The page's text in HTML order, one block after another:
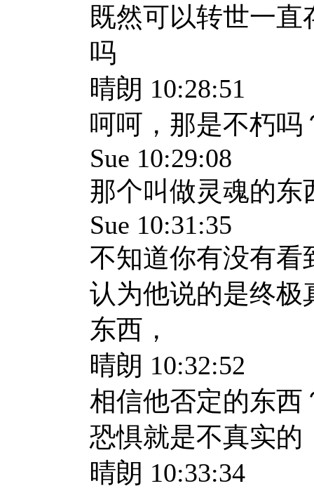
既然可以转世一
吗
晴朗 10:28:51
呵呵，那是不朽吗
Sue 10:29:08
那个叫做灵魂的东
Sue 10:31:35
不知道你有没有看
认为他说的是终极
东西，
晴朗 10:32:52
相信他否定的东西
恐惧就是不真实的
晴朗 10:33:34